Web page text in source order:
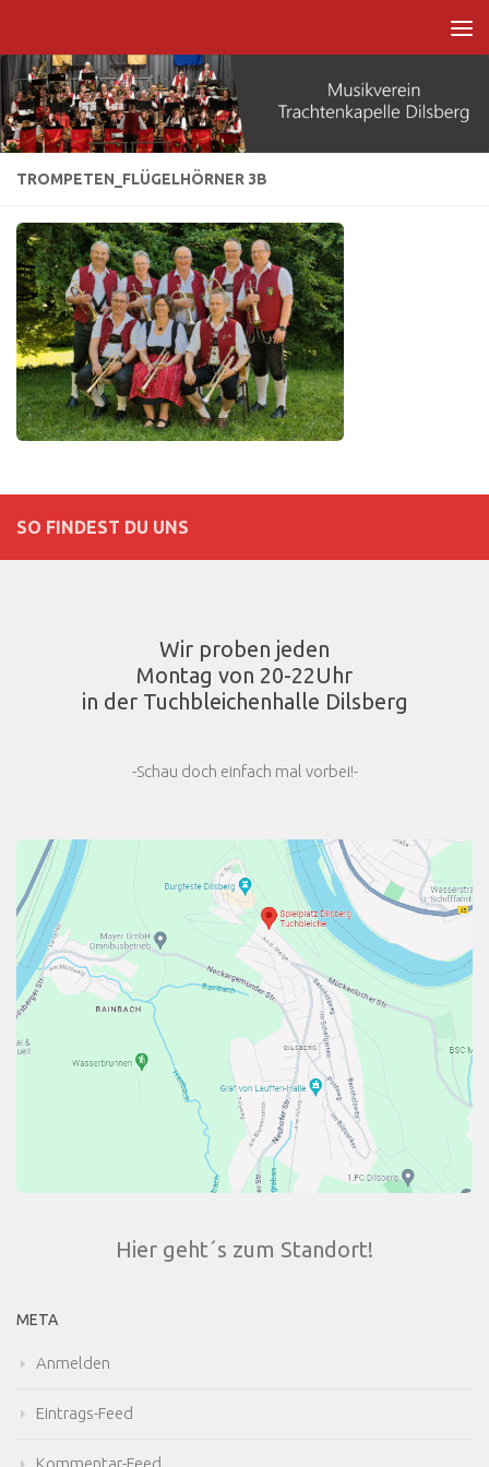
TROMPETEN_FLÜGELHÖRNER 3B
SO FINDEST DU UNS
Wir proben jeden
Montag von 20-22Uhr
in der Tuchbleichenhalle Dilsberg
-Schau doch einfach mal vorbei!-
Hier geht´s zum Standort!
META
Anmelden
Eintrags-Feed